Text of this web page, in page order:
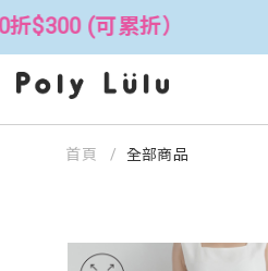
(可累折）
首頁 全部商品